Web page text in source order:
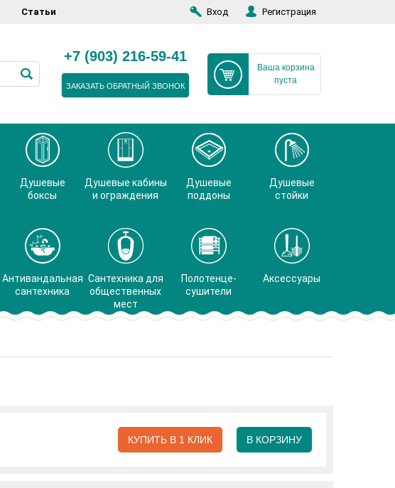
Статьи Вход Регистрация
+7 (903) 216-59-41
ЗАКАЗАТЬ ОБРАТНЫЙ ЗВОНОК
Ваша корзина
пуста
Душевые
боксы
Душевые кабины
и ограждения
Душевые
поддоны
Душевые
стойки
Антивандальная
сантехника
Сантехника для
общественных
мест
Полотенце-
сушители
Аксессуары
КУПИТЬ В 1 КЛИК В КОРЗИНУ